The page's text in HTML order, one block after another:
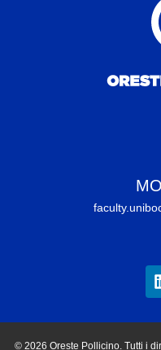
© 2026 Oreste Pollicino. Tutti i